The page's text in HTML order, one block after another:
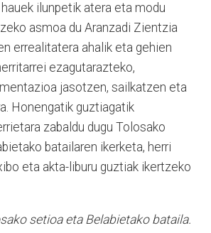
ilunpetik atera eta modu
asmoa du Aranzadi Zientzia
errealitatera ahalik eta gehien
ezagutarazteko,
jasotzen, sailkatzen eta
Honengatik guztiagatik
zabaldu dugu Tolosako
batailaren ikerketa, herri
eta akta-liburu guztiak ikertzeko
setioa eta Belabietako bataila.